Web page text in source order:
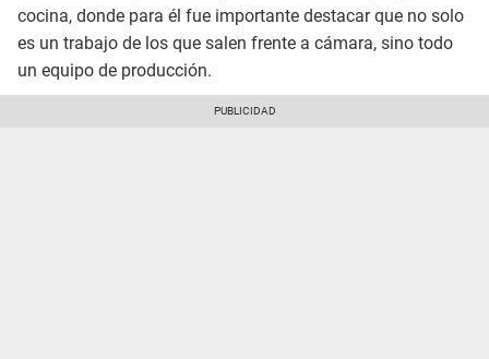
cocina, donde para él fue importante destacar que no solo
es un trabajo de los que salen frente a cámara, sino todo
un equipo de producción.